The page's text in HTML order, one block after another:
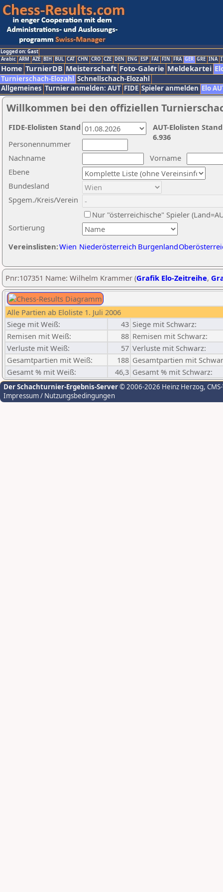
Logged on: Gast
Arabic ARM AZE BIH BUL CAT CHN CRO CZE DEN ENG ESP FAI FIN FRA GER GRE INA
Home TurnierDB Meisterschaft Foto-Galerie Meldekartei
Turnierschach-Elozahl Schnellschach-Elozahl
Allgemeines Turnier anmelden: AUT FIDE Spieler anmelden Elo
Willkommen bei den offiziellen
Nachname
Vorname
Ebene
Sortierung
Personennummer
Bundesland
Spgem./Kreis/Verein
Nur "österreichische" Spieler
Vereinslisten:Wien Niederösterreich Burgenland
AUT-Elolisten
6.936
FIDE-Elolisten Stand
Pnr:107351 Name: Wilhelm Krammer (Grafik Elo-Zeitreihe,
Alle Partien ab Eloliste 1. Juli 2006
Siege mit Weiß:
43 Siege mit Schwarz:
Remisen mit Weiß:
88 Remisen mit Schwarz:
Verluste mit Weiß:
57 Verluste mit Schwarz:
Gesamtpartien mit Weiß:
188 Gesamtpartien mit
Gesamt % mit Weiß:
46,3 Gesamt % mit Schwarz:
Der Schachturnier-Ergebnis-Server© 2006-2026 Heinz Herzog,
Impressum / Nutzungsbedingungen